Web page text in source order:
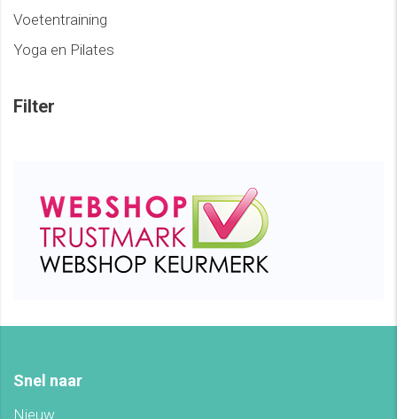
Voetentraining
Yoga en Pilates
Filter
Snel naar
Nieuw